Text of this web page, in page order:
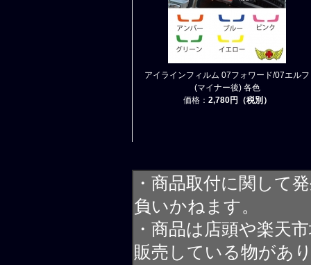
アイラインフィルム 07フォワード/07エルフ
(マイナー後) 各色
価格： 2,780円（税別）
・商品取付に関して
負いかねます。
・商品は店頭や楽天
販売している物があ